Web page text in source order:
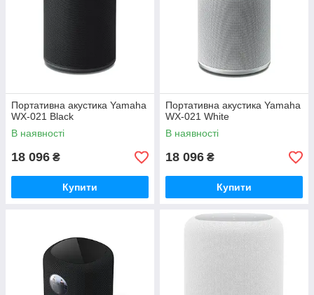
Портативна акустика Yamaha
WX-021 Black
В наявності
18 096 ₴
Купити
Портативна акустика Yamaha
WX-021 White
В наявності
18 096 ₴
Купити